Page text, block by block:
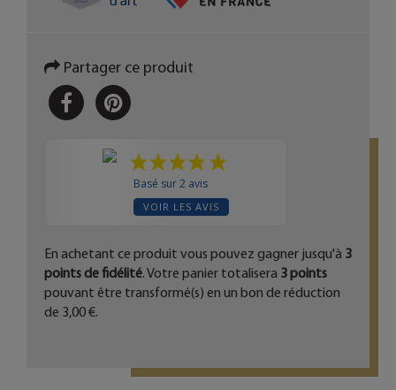
Partager ce produit
PARTAGERPINTEREST
Basé sur 2 avis
VOIR LES AVIS
En achetant ce produit vous pouvez gagner jusqu'à 3
points de fidélité. Votre panier totalisera 3points
pouvant être transformé(s) en un bon de réduction
de 3,00 €.